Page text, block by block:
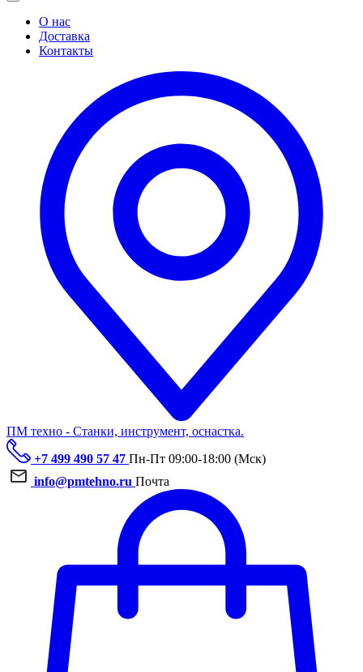
О нас
Доставка
Контакты
ПМ техно - Станки, инструмент, оснастка.
+7 499 490 57 47 Пн-Пт 09:00-18:00 (Мск)
info@pmtehno.ru Почта